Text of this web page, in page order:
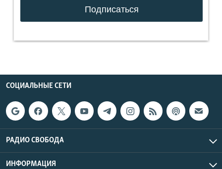
СОЦИАЛЬНЫЕ СЕТИ
РАДИО СВОБОДА
ИНФОРМАЦИЯ